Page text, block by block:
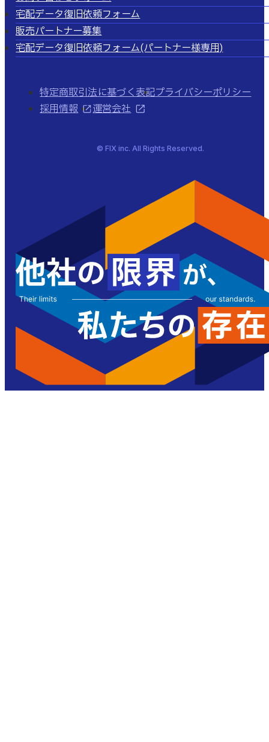
宅配データ復旧依頼フォーム
販売パートナー募集
宅配データ復旧依頼フォーム(パートナー様専用)
特定商取引法に基づく表記プライバシーポリシー
採用情報
運営会社
© FIX inc. All Rights Reserved.